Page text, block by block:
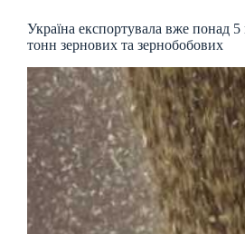
Україна експортувала вже понад 5
тонн зернових та зернобобових